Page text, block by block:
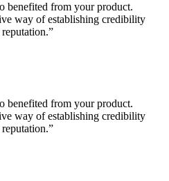
benefited from your product.
way of establishing credibility
benefited from your product.
way of establishing credibility